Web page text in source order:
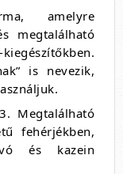
amelyre
megtalálható
is nevezik,
Megtalálható
fehérjékben,
és kazein